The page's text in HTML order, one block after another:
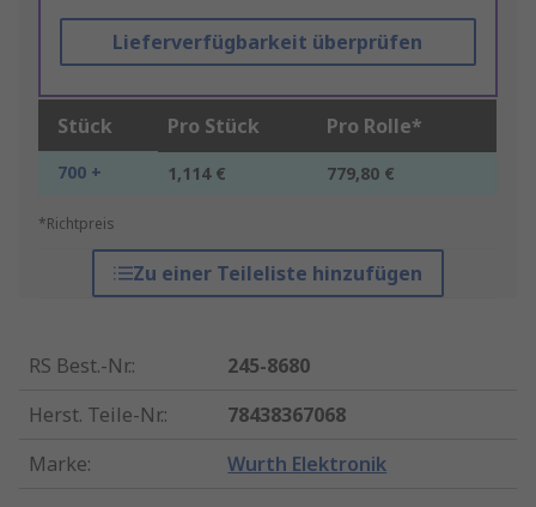
Lieferverfügbarkeit überprüfen
Stück Pro Stück Pro Rolle*
700 + 1,114 € 779,80 €
*Richtpreis
Zu einer Teileliste hinzufügen
RS Best.-Nr.:
245-8680
Herst. Teile-Nr.:
78438367068
Marke: Wurth Elektronik